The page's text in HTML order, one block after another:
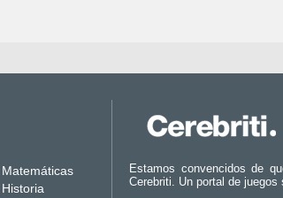
Matemáticas
Historia
Estamos convencidos de
Cerebriti. Un portal de